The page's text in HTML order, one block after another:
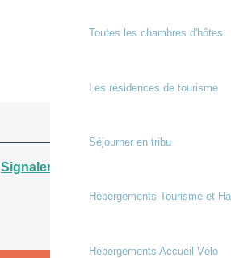
Toutes les chambres d'hôtes
Les résidences de tourisme
Séjourner en tribu
Hébergements Tourisme et
Hébergements Accueil Vélo
Signaler une erreur